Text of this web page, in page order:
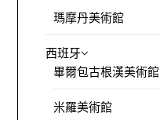
瑪摩丹美術館
西班牙
畢爾包古根漢美術館
米羅美術館